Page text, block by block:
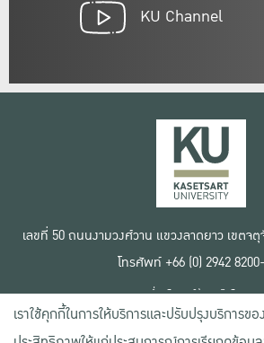
KU Channel
เลขที่ 50 ถนนงามวงศ์วาน แขวงลาดยาว เขตจ
โทรศัพท์ +66 (0) 2942
เงื่อนไขการใช้งานเว็บไซต์
ข้อตกลงด้านสิทธิ์ใช้งาน
นโยบายความเป็นส่วนตัว
เราใช้คุกกี้ในการให้บริการและปรับปรุงบริการข